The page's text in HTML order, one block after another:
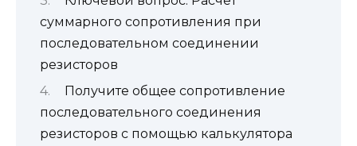
суммарного сопротивления при
последовательном соединении
резисторов
Получите общее сопротивление
последовательного соединения
резисторов с помощью калькулятора